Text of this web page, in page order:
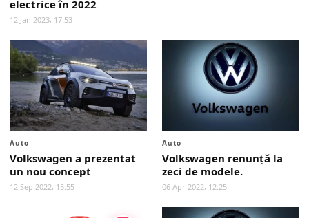
electrice în 2022
12 Jan 2023, 17:53
Auto
Volkswagen a prezentat
un nou concept
12 Sep 2022, 15:55
Auto
Volkswagen renunță la
zeci de modele.
06 Apr 2022, 12:25